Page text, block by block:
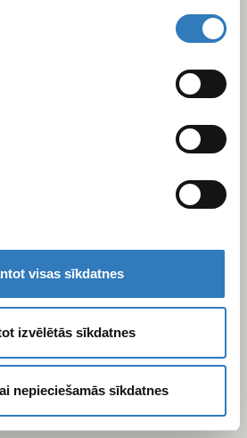
izmantojat mūsu vietni, mēs
sociālās saziņas līdzekļu,
ko viņiem sniedzat vai ko
visas sīkdatnes
izvēlētās sīkdatnes
nepieciešamās sīkdatnes